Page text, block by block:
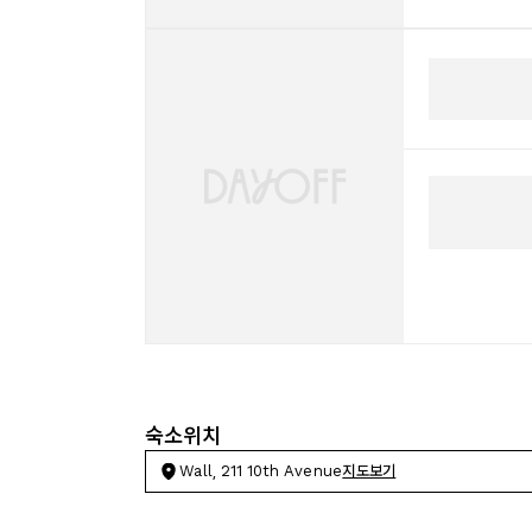
숙소위치
Wall, 211 10th Avenue지도보기